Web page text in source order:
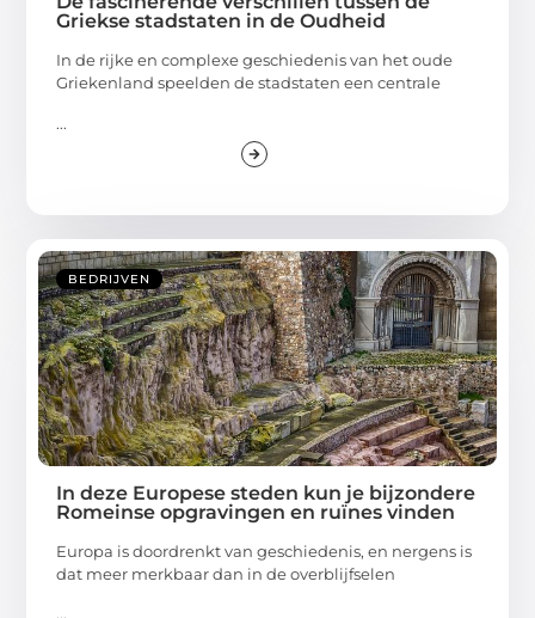
Griekse stadstaten in de Oudheid
In de rijke en complexe geschiedenis van het oude
Griekenland speelden de stadstaten een centrale
...
BEDRIJVEN
In deze Europese steden kun je bijzondere
Romeinse opgravingen en ruïnes vinden
Europa is doordrenkt van geschiedenis, en nergens is
dat meer merkbaar dan in de overblijfselen
...